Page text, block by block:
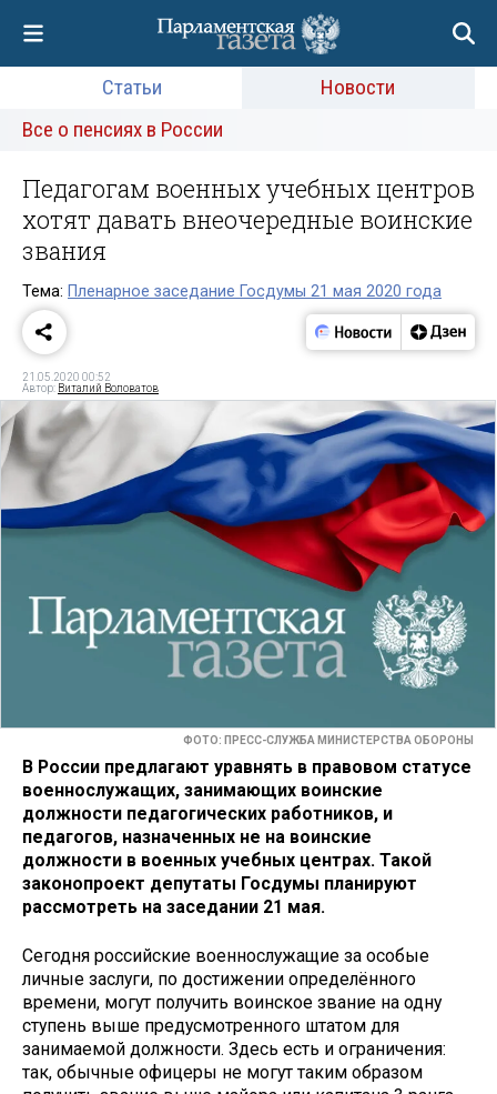
Статьи
Новости
Все о пенсиях в России
Педагогам военных учебных центров
хотят давать внеочередные воинские
звания
Тема: Пленарное заседание Госдумы 21 мая 2020 года
21.05.2020 00:52
Автор: Виталий Воловатов
ФОТО: ПРЕСС-СЛУЖБА МИНИСТЕРСТВА ОБОРОНЫ
В России предлагают уравнять в правовом статусе
военнослужащих, занимающих воинские
должности педагогических работников, и
педагогов, назначенных не на воинские
должности в военных учебных центрах. Такой
законопроект депутаты Госдумы планируют
рассмотреть на заседании 21 мая.
Сегодня российские военнослужащие за особые
личные заслуги, по достижении определённого
времени, могут получить воинское звание на одну
ступень выше предусмотренного штатом для
занимаемой должности. Здесь есть и ограничения:
так, обычные офицеры не могут таким образом